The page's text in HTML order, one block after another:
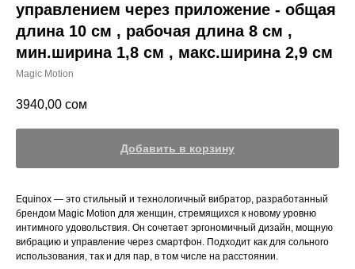
управлением через приложение - общая
длина 10 см , рабочая длина 8 см ,
мин.ширина 1,8 см , макс.ширина 2,9 см
Magic Motion
3940,00 сом
Добавить в корзину
Equinox — это стильный и технологичный вибратор, разработанный
брендом Magic Motion для женщин, стремящихся к новому уровню
интимного удовольствия. Он сочетает эргономичный дизайн, мощную
вибрацию и управление через смартфон. Подходит как для сольного
использования, так и для пар, в том числе на расстоянии.